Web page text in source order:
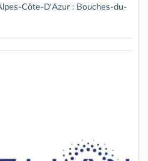
Côte-D'Azur : Bouches-du-